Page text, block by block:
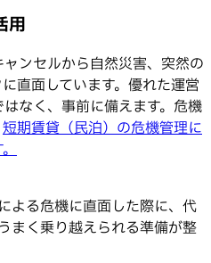
用
ンセルから自然災害、突然の
直面しています。優れた運営
なく、事前に備えます。危機
短期賃貸（民泊）の危機管理に
よる危機に直面した際に、代
まく乗り越えられる準備が整